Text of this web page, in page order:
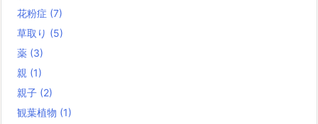
花粉症 (7)
草取り (5)
薬 (3)
親 (1)
親子 (2)
観葉植物 (1)